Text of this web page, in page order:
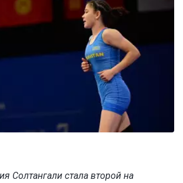
Солтангали стала второй на